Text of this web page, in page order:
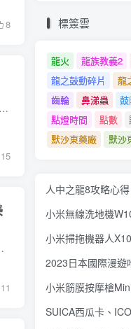
8
微軟宣布將於 2025 年 1 月 9 日停止 Xbox Avatar 編輯器應用程式服務，使用者可改用 Original Avatars 管理虛擬人偶。 微軟稍早在相關說明中表示，用於編輯Xbox虛擬人偶的Xbox Avatar Editor功...
15
示卡仍已經準備登場；根據海外報導指出，隸...
11
標簽雲
龍火 龍族教義2
龍之鼓動碎片
龍
齒輪
鼻涕蟲
點燈時間
點數
默沙東藥廠
默沙